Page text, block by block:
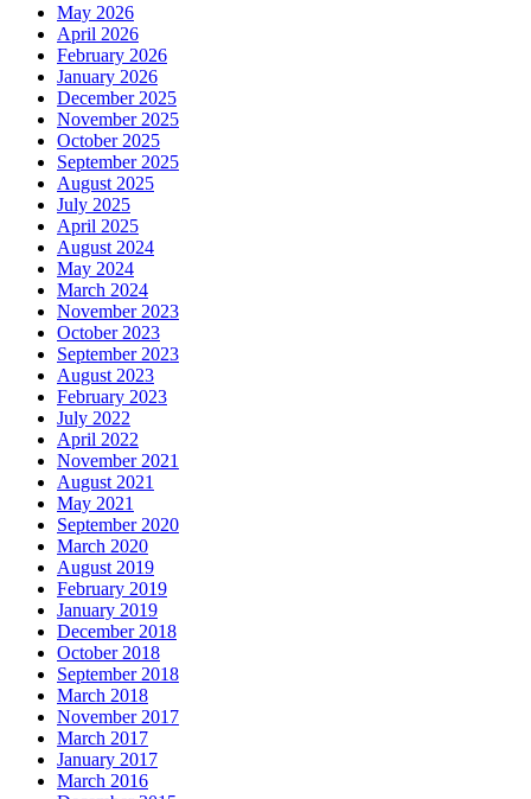
May 2026
April 2026
February 2026
January 2026
December 2025
November 2025
October 2025
September 2025
August 2025
July 2025
April 2025
August 2024
May 2024
March 2024
November 2023
October 2023
September 2023
August 2023
February 2023
July 2022
April 2022
November 2021
August 2021
May 2021
September 2020
March 2020
August 2019
February 2019
January 2019
December 2018
October 2018
September 2018
March 2018
November 2017
March 2017
January 2017
March 2016